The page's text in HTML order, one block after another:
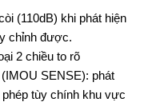
(110dB) khi phát hiện
chỉnh được.
2 chiều to rõ
SENSE): phát
tùy chính khu vực